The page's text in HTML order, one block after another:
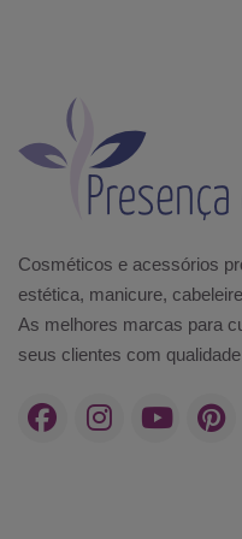
Cosméticos e acessórios
estética, manicure,
As melhores marcas para
seus clientes com